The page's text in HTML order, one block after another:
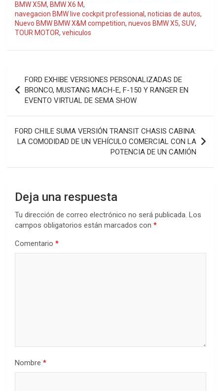
BMW X5M, BMW X6 M,
navegacion BMW live cockpit professional, noticias de autos,
Nuevo BMW BMW X&M competition, nuevos BMW X5, SUV,
TOUR MOTOR, vehiculos
de
entradas
FORD EXHIBE VERSIONES PERSONALIZADAS DE
BRONCO, MUSTANG MACH-E, F-150 Y RANGER EN
EVENTO VIRTUAL DE SEMA SHOW
FORD CHILE SUMA VERSIÓN TRANSIT CHASIS CABINA:
LA COMODIDAD DE UN VEHÍCULO COMERCIAL CON LA
POTENCIA DE UN CAMIÓN
Deja una respuesta
Tu dirección de correo electrónico no será publicada. Los
campos obligatorios están marcados con *
Comentario *
Nombre *